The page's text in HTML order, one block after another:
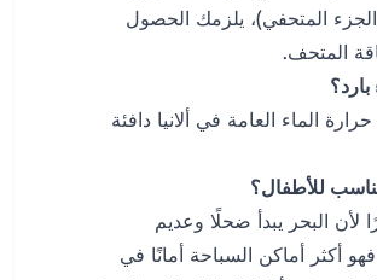
المتحفي)، يلزمك الحصول
المتحف.
الماء العامة في ألانيا دافئة
للأطفال؟
لأن البحر يبدأ ضحلًا وعديم
فهو أكثر أماكن السباحة أمانًا في